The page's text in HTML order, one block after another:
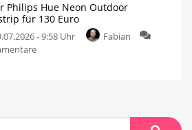
Philips Hue Neon Outdoor
für 130 Euro
- 9:58 Uhr
Fabian